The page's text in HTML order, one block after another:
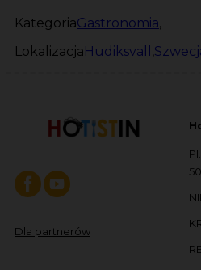
KategoriaGastronomia,
Lokalizacja Hudiksvall ,
Dla partnerów